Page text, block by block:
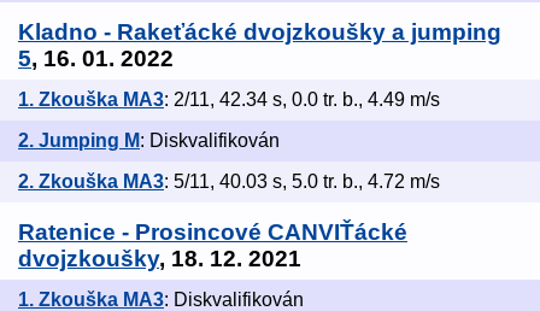
Kladno - Rakeťácké dvojzkoušky a jumping
5, 16. 01. 2022
1. Zkouška MA3: 2/11, 42.34 s, 0.0 tr. b., 4.49 m/s
2. Jumping M: Diskvalifikován
2. Zkouška MA3: 5/11, 40.03 s, 5.0 tr. b., 4.72 m/s
Ratenice - Prosincové CANVIŤácké
dvojzkoušky, 18. 12. 2021
1. Zkouška MA3: Diskvalifikován